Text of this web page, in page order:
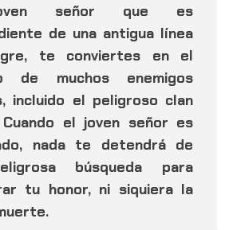
señor que es
de una antigua línea
te conviertes en el
de muchos enemigos
incluido el peligroso clan
Cuando el joven señor es
nada te detendrá de
búsqueda para
tu honor, ni siquiera la